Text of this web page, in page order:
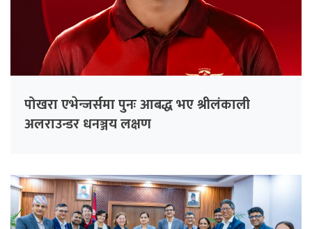
पोखरा एभेन्जर्समा पुनः आबद्ध भए श्रीलंकाली
अलराउन्डर धनञ्जय लक्षण